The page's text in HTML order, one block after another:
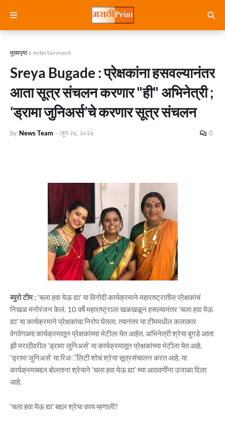
मुख्यपृष्ठ entertainment
Sreya Bugade : प्रेक्षकांना हसवल्यानंतर
आता सूत्र संचलन करणार "ही" अभिनेत्री ;
‘ड्रामा जुनिअर्स’चे करणार सूत्र संचलन
by News Team - जून २४, २०२४ 0
ब्युरो टीम : ‘चला हवा येऊ द्या’ या विनोदी कार्यक्रमाने महाराष्ट्रातील प्रेक्षकांचं
निखळ मनोरंजन केलं. 10 वर्षे महाराष्ट्राला खळखळून हसल्यानंतर ‘चला हवा येऊ
द्या’ या कार्यक्रमाने प्रेक्षकांचा निरोप घेतला. त्यानंतर या टीममधील कलाकार
वेगवेगळ्या कार्यक्रमातून प्रेक्षकांच्या भेटीला येत आहेत. अभिनेत्री श्रेया बुगडे आता
झी मराठीवरील ‘ड्रामा जुनिअर्स’ या कार्यक्रमातून प्रेक्षकांच्या भेटीला येत आहे.
‘ड्रामा जुनिअर्स’ या रिअॅलिटी शोचं श्रेया सूत्रसंचालन करत आहे. या
कार्यक्रमाबद्दल बोलताना श्रेयाने ‘चला हवा येऊ द्या’ च्या आठवणींना उजाळा दिला
आहे.
‘चला हवा येऊ द्या’ बद्दल श्रेया काय म्हणाली?